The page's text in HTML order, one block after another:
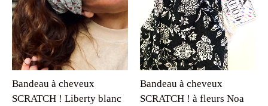
Bandeau à cheveux
SCRATCH ! Liberty blanc
Bandeau à cheveux
SCRATCH ! à fleurs Noa